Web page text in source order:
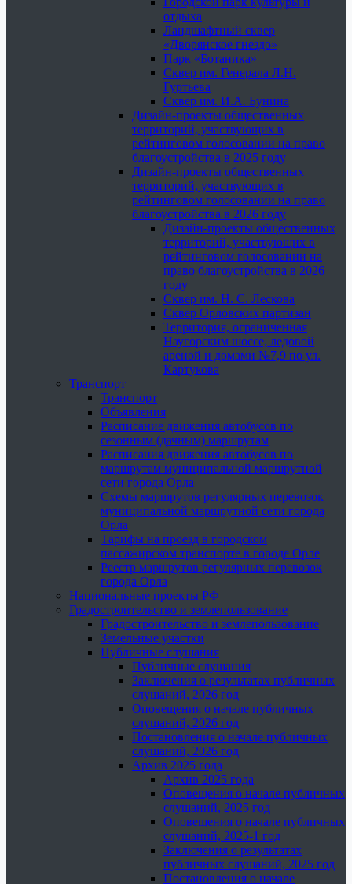
отдыха
Ландшафтный сквер
«Дворянское гнездо»
Парк «Ботаника»
Сквер им. Генерала Л.Н.
Гуртьева
Сквер им. И.А. Бунина
Дизайн-проекты общественных
территорий, участвующих в
рейтинговом голосовании на право
благоустройства в 2025 году
Дизайн-проекты общественных
территорий, участвующих в
рейтинговом голосовании на право
благоустройства в 2026 году
Дизайн-проекты общественных
территорий, участвующих в
рейтинговом голосовании на
право благоустройства в 2026
году
Сквер им. Н. С. Лескова
Сквер Орловских партизан
Территория, ограниченная
Наугорским шоссе, ледовой
ареной и домами №7,9 по ул.
Картукова
Транспорт
Транспорт
Объявления
Расписание движения автобусов по
сезонным (дачным) маршрутам
Расписания движения автобусов по
маршрутам муниципальной маршрутной
сети города Орла
Схемы маршрутов регулярных перевозок
муниципальной маршрутной сети города
Орла
Тарифы на проезд в городском
пассажирском транспорте в городе Орле
Реестр маршрутов регулярных перевозок
города Орла
Национальные проекты РФ
Градостроительство и землепользование
Градостроительство и землепользование
Земельные участки
Публичные слушания
Публичные слушания
Заключения о результатах публичных
слушаний, 2026 год
Оповещения о начале публичных
слушаний, 2026 год
Постановления о начале публичных
слушаний, 2026 год
Архив 2025 года
Архив 2025 года
Оповещения о начале публичных
слушаний, 2025 год
Оповещения о начале публичных
слушаний, 2025-1 год
Заключения о результатах
публичных слушаний, 2025 год
Постановления о начале